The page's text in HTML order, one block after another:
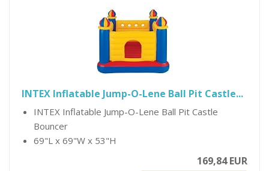
INTEX Inflatable Jump-O-Lene Ball Pit Castle...
INTEX Inflatable Jump-O-Lene Ball Pit Castle
Bouncer
69"L x 69"W x 53"H
169,84 EUR